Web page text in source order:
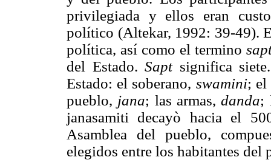
privilegiada y ellos eran
político (Altekar, 1992: 39-49).
política, así como el termino
del Estado.Saptsignifica
Estado: el soberano, swamini; el
pueblo, jana; las armas,danda;
janasamiti decayò hacia el
Asamblea del pueblo,
elegidos entre los habitantes